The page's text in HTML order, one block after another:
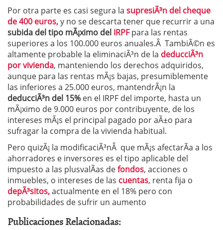
Por otra parte es casi segura la supresiÃ³n del cheque
de 400 euros,y no se descarta tener que recurrir a una
subida del tipo mÃ¡ximo del IRPF para las rentas
superiores a los 100.000 euros anuales.Â TambiÃ©n es
altamente probable la eliminaciÃ³n de la deducciÃ³n
por vivienda, manteniendo los derechos adquiridos,
aunque para las rentas mÃ¡s bajas, presumiblemente
las inferiores a 25.000 euros, mantendrÃ¡n la
deducciÃ³n del 15% en el IRPF del importe, hasta un
mÃ¡ximo de 9.000 euros por contribuyente, de los
intereses mÃ¡s el principal pagado por aÃ±o para
sufragar la compra de la vivienda habitual.
Pero quizÃ¡ la modificaciÃ³nÂ que mÃ¡s afectarÃ­a a los
ahorradores e inversores es el tipo aplicable del
impuesto a las plusvalÃ­as defondos, acciones o
inmuebles, o intereses de las cuentas, renta fija o
depÃ³sitos,actualmente en el 18% pero con
probabilidades de sufrir un aumento
Publicaciones Relacionadas: